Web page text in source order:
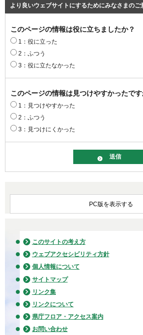
より良いウェブサイトにするためにみなさまの
このページの情報は役に立ちましたか？
1：役に立った
2：ふつう
3：役に立たなかった
このページの情報は見つけやすかったです
1：見つけやすかった
2：ふつう
3：見つけにくかった
PC版を表示する
このサイトの考え方
ウェブアクセシビリティ方針
個人情報について
サイトマップ
リンク集
リンクについて
県庁フロア・アクセス案内
お問い合わせ